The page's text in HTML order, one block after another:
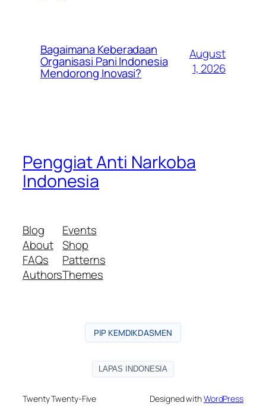
Bagaimana Keberadaan
Organisasi Pani Indonesia
Mendorong Inovasi?
August
1, 2026
Penggiat Anti Narkoba
Indonesia
Blog
About
FAQs
Authors
Events
Shop
Patterns
Themes
PIP KEMDIKDASMEN
LAPAS INDONESIA
Twenty Twenty-Five Designed withWordPress